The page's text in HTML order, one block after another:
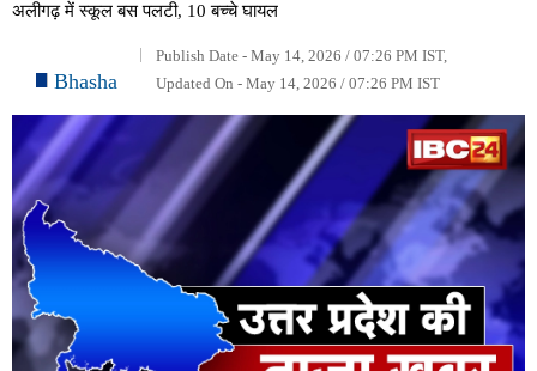
अलीगढ़ में स्कूल बस पलटी, 10 बच्चे घायल
Bhasha
Publish Date - May 14, 2026 / 07:26 PM IST,
Updated On - May 14, 2026 / 07:26 PM IST